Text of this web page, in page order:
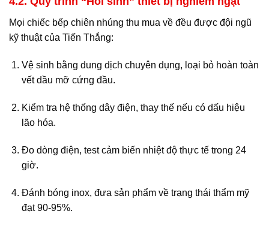
Mọi chiếc bếp chiên nhúng thu mua về đều được đội ngũ
kỹ thuật của Tiến Thắng:
Vệ sinh bằng dung dịch chuyên dụng, loại bỏ hoàn toàn
vết dầu mỡ cứng đầu.
Kiểm tra hệ thống dây điện, thay thế nếu có dấu hiệu
lão hóa.
Đo dòng điện, test cảm biến nhiệt độ thực tế trong 24
giờ.
Đánh bóng inox, đưa sản phẩm về trạng thái thẩm mỹ
đạt 90-95%.